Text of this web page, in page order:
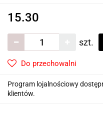
15.30
szt.
Do przechowalni
Program lojalnościowy
klientów.